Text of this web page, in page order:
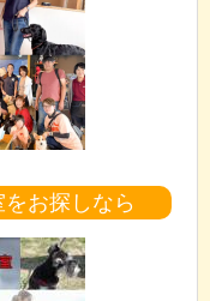
お探しなら